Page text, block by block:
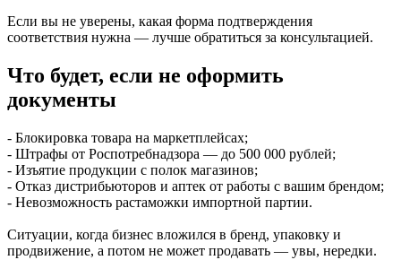
Если вы не уверены, какая форма подтверждения
соответствия нужна — лучше обратиться за консультацией.
Что будет, если не оформить
документы
- Блокировка товара на маркетплейсах;
- Штрафы от Роспотребнадзора — до 500 000 рублей;
- Изъятие продукции с полок магазинов;
- Отказ дистрибьюторов и аптек от работы с вашим брендом;
- Невозможность растаможки импортной партии.
Ситуации, когда бизнес вложился в бренд, упаковку и
продвижение, а потом не может продавать — увы, нередки.